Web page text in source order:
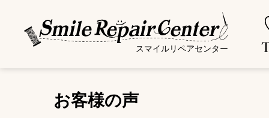
スマイルリペアセンター
お客様の声